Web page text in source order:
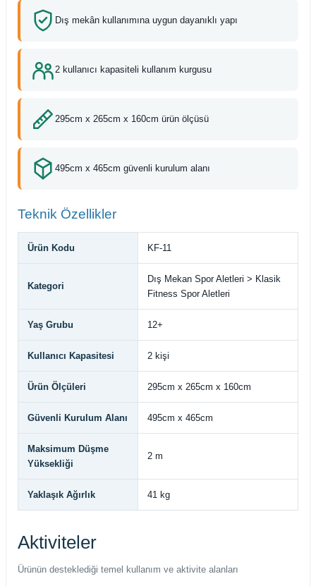
Dış mekân kullanımına uygun dayanıklı yapı
2 kullanıcı kapasiteli kullanım kurgusu
295cm x 265cm x 160cm ürün ölçüsü
495cm x 465cm güvenli kurulum alanı
Teknik Özellikler
Ürün Kodu KF-11
Kategori
Dış Mekan Spor Aletleri > Klasik
Fitness Spor Aletleri
Yaş Grubu 12+
Kullanıcı Kapasitesi 2 kişi
Ürün Ölçüleri 295cm x 265cm x 160cm
Güvenli Kurulum Alanı 495cm x 465cm
Maksimum Düşme
Yüksekliği
2 m
Yaklaşık Ağırlık 41 kg
Aktiviteler
Ürünün desteklediği temel kullanım ve aktivite alanları